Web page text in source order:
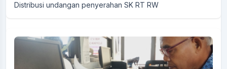
Distribusi undangan penyerahan SK RT RW